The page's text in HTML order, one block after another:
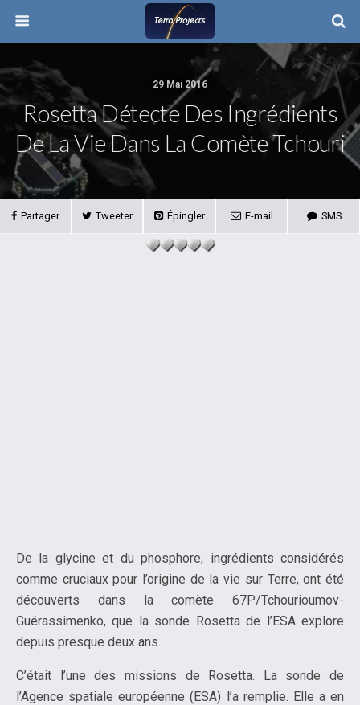
29 Mai 2016
Rosetta Détecte Des Ingrédients
De La Vie Dans La Comète Tchouri
Partager Tweeter Épingler E-mail SMS
De la glycine et du phosphore, ingrédients considérés
comme cruciaux pour l’origine de la vie sur Terre, ont été
découverts dans la comète 67P/Tchourioumov-
Guérassimenko, que la sonde Rosetta de l’ESA explore
depuis presque deux ans.
C’était l’une des missions de Rosetta. La sonde de
l’Agence spatiale européenne (ESA) l’a remplie. Elle a en